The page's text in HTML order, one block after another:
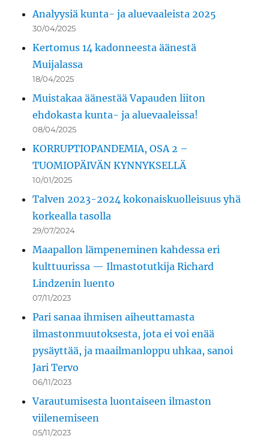
Analyysiä kunta- ja aluevaaleista 2025
30/04/2025
Kertomus 14 kadonneesta äänestä
Muijalassa
18/04/2025
Muistakaa äänestää Vapauden liiton
ehdokasta kunta- ja aluevaaleissa!
08/04/2025
KORRUPTIOPANDEMIA, OSA 2 –
TUOMIOPÄIVÄN KYNNYKSELLÄ
10/01/2025
Talven 2023-2024 kokonaiskuolleisuus yhä
korkealla tasolla
29/07/2024
Maapallon lämpeneminen kahdessa eri
kulttuurissa — Ilmastotutkija Richard
Lindzenin luento
07/11/2023
Pari sanaa ihmisen aiheuttamasta
ilmastonmuutoksesta, jota ei voi enää
pysäyttää, ja maailmanloppu uhkaa, sanoi
Jari Tervo
06/11/2023
Varautumisesta luontaiseen ilmaston
viilenemiseen
05/11/2023